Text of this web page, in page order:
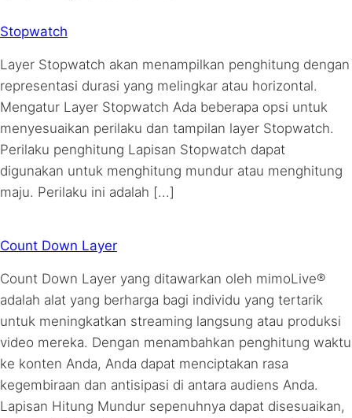
Stopwatch
Layer Stopwatch akan menampilkan penghitung dengan
representasi durasi yang melingkar atau horizontal.
Mengatur Layer Stopwatch Ada beberapa opsi untuk
menyesuaikan perilaku dan tampilan layer Stopwatch.
Perilaku penghitung Lapisan Stopwatch dapat
digunakan untuk menghitung mundur atau menghitung
maju. Perilaku ini adalah [...]
Count Down Layer
Count Down Layer yang ditawarkan oleh mimoLive®
adalah alat yang berharga bagi individu yang tertarik
untuk meningkatkan streaming langsung atau produksi
video mereka. Dengan menambahkan penghitung waktu
ke konten Anda, Anda dapat menciptakan rasa
kegembiraan dan antisipasi di antara audiens Anda.
Lapisan Hitung Mundur sepenuhnya dapat disesuaikan,